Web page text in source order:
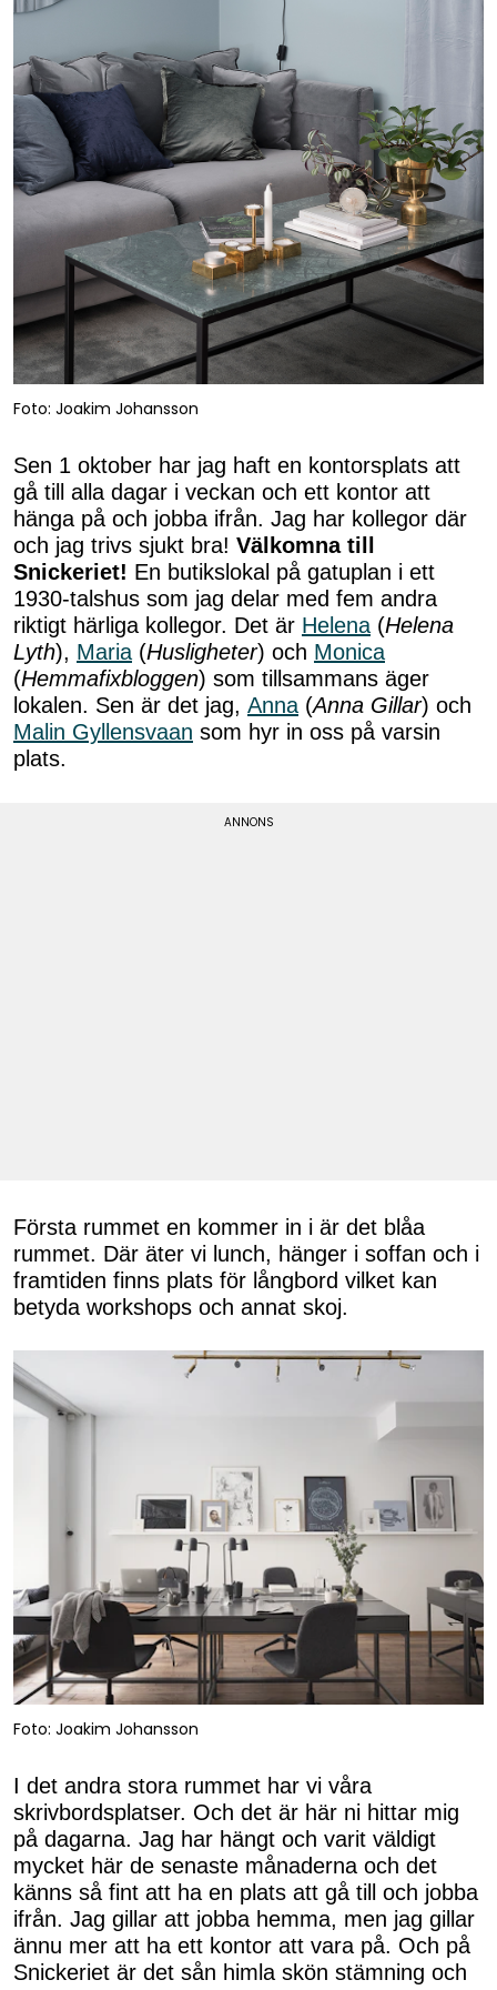
Foto: Joakim Johansson
Sen 1 oktober har jag haft en kontorsplats att
gå till alla dagar i veckan och ett kontor att
hänga på och jobba ifrån. Jag har kollegor där
och jag trivs sjukt bra! Välkomna till
Snickeriet! En butikslokal på gatuplan i ett
1930-talshus som jag delar med fem andra
riktigt härliga kollegor. Det är Helena (Helena
Lyth), Maria (Husligheter) och Monica
(Hemmafixbloggen) som tillsammans äger
lokalen. Sen är det jag, Anna (Anna Gillar) och
Malin Gyllensvaan som hyr in oss på varsin
plats.
Första rummet en kommer in i är det blåa
rummet. Där äter vi lunch, hänger i soffan och i
framtiden finns plats för långbord vilket kan
betyda workshops och annat skoj.
Foto: Joakim Johansson
I det andra stora rummet har vi våra
skrivbordsplatser. Och det är här ni hittar mig
på dagarna. Jag har hängt och varit väldigt
mycket här de senaste månaderna och det
känns så fint att ha en plats att gå till och jobba
ifrån. Jag gillar att jobba hemma, men jag gillar
ännu mer att ha ett kontor att vara på. Och på
Snickeriet är det sån himla skön stämning och